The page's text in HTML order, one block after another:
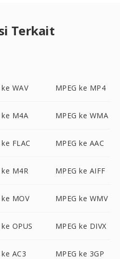
Terkait
ke WAV MPEG ke MP4
ke M4A MPEG ke WMA
FLAC MPEG ke AAC
ke M4R MPEG ke AIFF
ke MOV MPEG ke WMV
OPUS MPEG ke DIVX
AC3 MPEG ke 3GP